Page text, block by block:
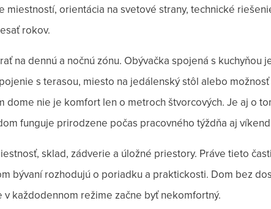
orientácia na svetové strany, technické
rokov.
na dennú a nočnú zónu. Obývačka spojená s kuchyňou
s terasou, miesto na jedálenský stôl alebo
dome nie je komfort len o metroch štvorcových. Je aj o
funguje prirodzene počas pracovného týždňa aj
sklad, zádverie a úložné priestory. Práve tieto
bývaní rozhodujú o poriadku a praktickosti. Dom bez
každodennom režime začne byť nekomfortný.